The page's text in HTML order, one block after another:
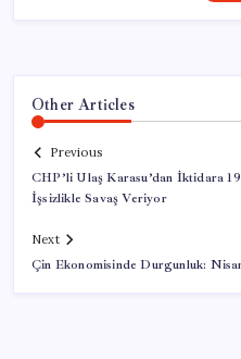
Other Articles
Previous
CHP’li Ulaş Karasu’dan İktidara
İşsizlikle Savaş Veriyor
Next
Çin Ekonomisinde Durgunluk: